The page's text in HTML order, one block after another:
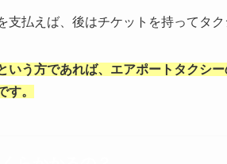
払えば、後はチケットを持ってタク
いう方であれば、エアポートタクシ
す。